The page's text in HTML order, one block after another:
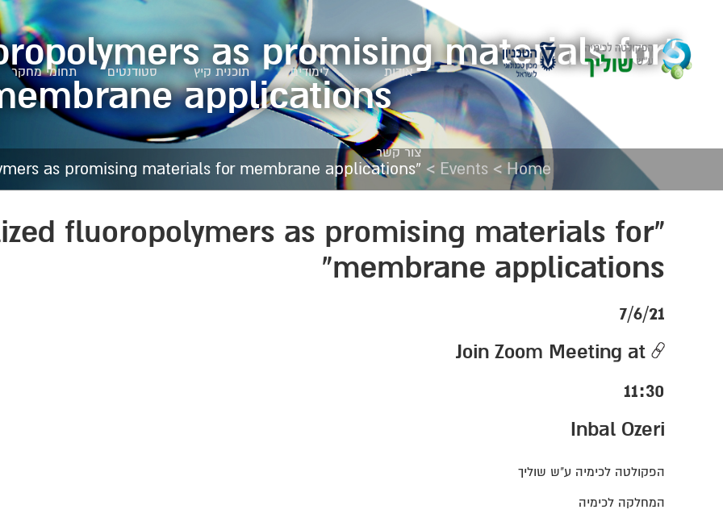
אודות לימודים תוכנית קיץ סטודנטים תחומי מחקר
צור קשר
as promising materials for
applications”
Home
>
Events
>
“Functionalized fluoropolymers as promising materials for membrane applications”
fluoropolymers as promising materials for
membrane applications”
7/6/21
11:30
Inbal Ozeri
הפקולטה לכימיה ע"ש שוליך
המחלקה לכימיה